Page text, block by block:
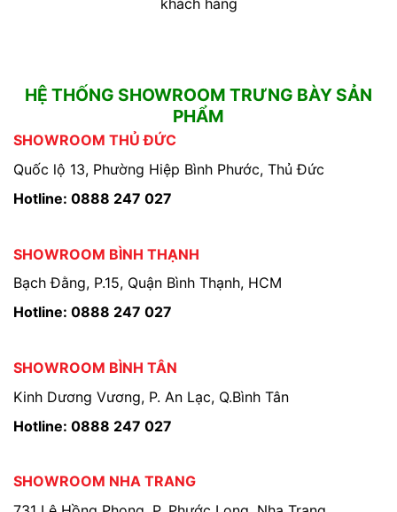
HỆ THỐNG SHOWROOM TRƯNG BÀY SẢN
PHẨM
SHOWROOM THỦ ĐỨC
Quốc lộ 13, Phường Hiệp Bình Phước, Thủ Đức
Hotline: 0888 247 027
SHOWROOM BÌNH THẠNH
Bạch Đằng, P.15, Quận Bình Thạnh, HCM
Hotline: 0888 247 027
SHOWROOM BÌNH TÂN
Kinh Dương Vương, P. An Lạc, Q.Bình Tân
Hotline: 0888 247 027
SHOWROOM NHA TRANG